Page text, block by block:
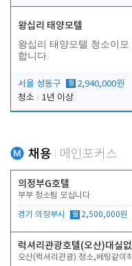
왕십리 태양모텔
왕십리 태양모텔 청소이모
합니다.
서울 성동구 월 2,940,000원
청소
1년 이상
채용 메인포커스
의정부G호텔
부부 청소팀 모십니다
경기 의정부시 월 2,500,000원
럭셔리관광호텔(오산)대실
오산(럭셔리관광) 청소,베팅같이